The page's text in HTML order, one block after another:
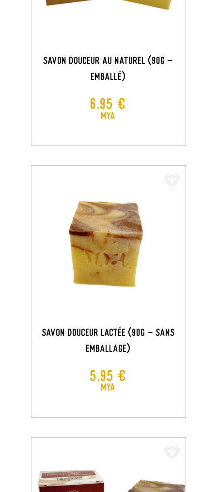
Savon Douceur Au Naturel (90G -
Emballé)
Prix
6,95 €
MYA
Savon Douceur Lactée (90G - Sans
Emballage)
Prix
5,95 €
MYA
favorite_border
favorite_border